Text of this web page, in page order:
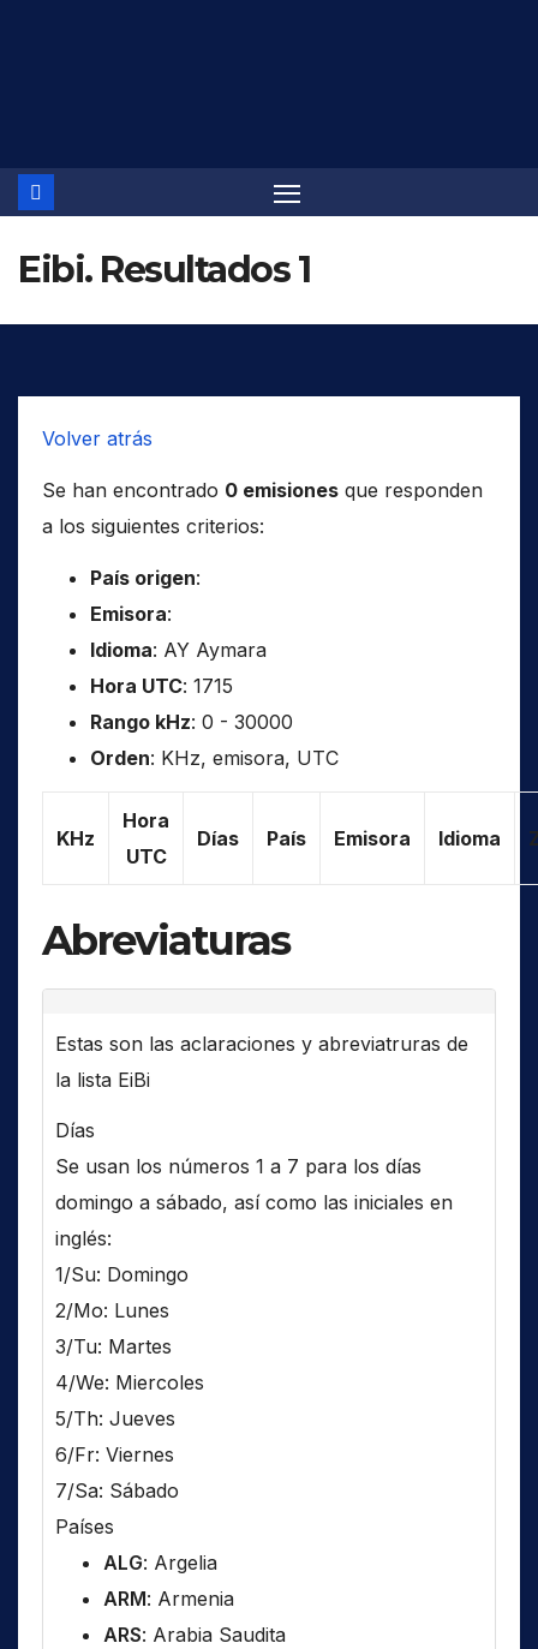
Eibi. Resultados 1
Volver atrás
Se han encontrado 0 emisiones que responden
a los siguientes criterios:
País origen:
Emisora:
Idioma: AY Aymara
Hora UTC: 1715
Rango kHz: 0 - 30000
Orden: KHz, emisora, UTC
KHz
Hora
UTC
Días País Emisora Idioma
Abreviaturas
Estas son las aclaraciones y abreviatruras de
la lista EiBi
Días
Se usan los números 1 a 7 para los días
domingo a sábado, así como las iniciales en
inglés:
1/Su: Domingo
2/Mo: Lunes
3/Tu: Martes
4/We: Miercoles
5/Th: Jueves
6/Fr: Viernes
7/Sa: Sábado
Países
ALG: Argelia
ARM: Armenia
ARS: Arabia Saudita